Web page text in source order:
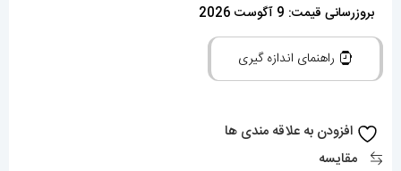
کارتیه
سانتوس
چرم
بروزرسانی قیمت: 9 آگوست 2026
راهنمای اندازه گیری
افزودن به علاقه مندی ها
مقایسه